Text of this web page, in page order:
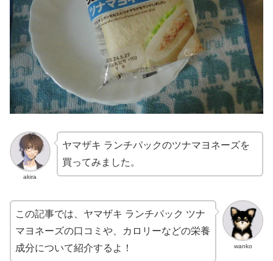
akira
ヤマザキ ランチパックのツナマヨネーズを
買ってみました。
wanko
この記事では、ヤマザキ ランチパック ツナ
マヨネーズの口コミや、カロリーなどの栄養
成分について紹介するよ！